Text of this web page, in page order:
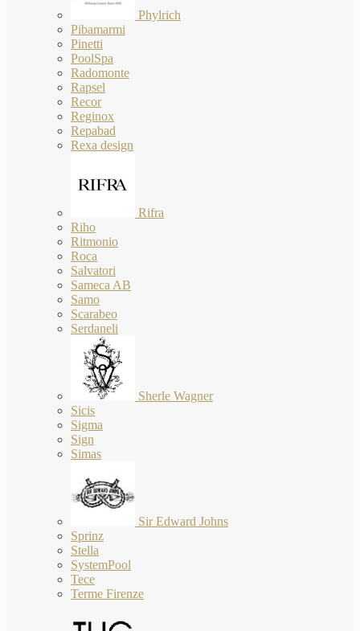
Phylrich
Pibamarmi
Pinetti
PoolSpa
Radomonte
Rapsel
Recor
Reginox
Repabad
Rexa design
Rifra
Riho
Ritmonio
Roca
Salvatori
Sameca AB
Samo
Scarabeo
Serdaneli
Sherle Wagner
Sicis
Sigma
Sign
Simas
Sir Edward Johns
Sprinz
Stella
SystemPool
Tece
Terme Firenze